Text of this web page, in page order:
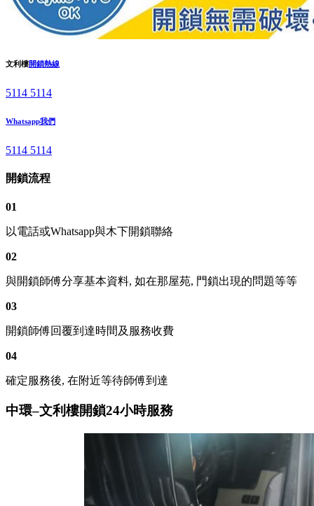
文利樓開鎖熱線
5114 5114
Whatsapp我們
5114 5114
開鎖流程
01
以電話或Whatsapp與木下開鎖聯絡
02
與開鎖師傅分享基本資料, 如在那屋苑, 門鎖出現的問題等等
03
開鎖師傅回覆到達時間及服務收費
04
確定服務後, 在附近等待師傅到達
中環–文利樓開鎖24小時服務